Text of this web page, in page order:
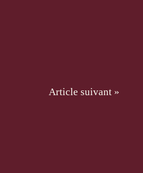
Article suivant »